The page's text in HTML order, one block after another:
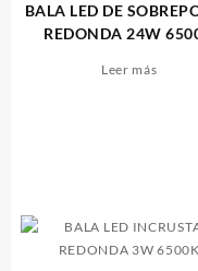
BALA LED DE
REDONDA 24W
Leer más